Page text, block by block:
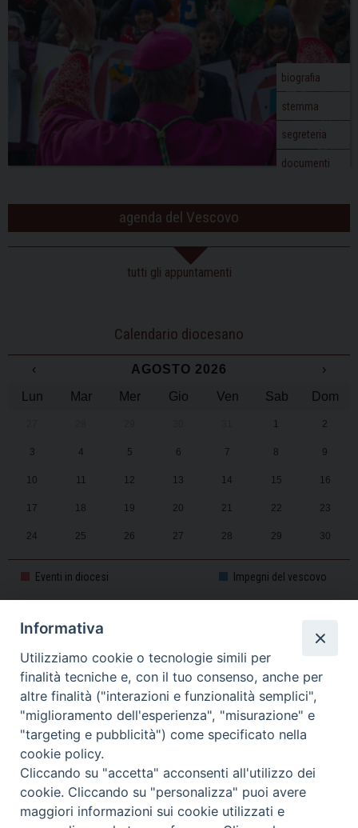
biografia
stemma
segreteria
documenti
agenda del Vescovo
tutti gli appuntamenti
Calendario diocesano
‹ AGOSTO 2026
›
Lun
Mar Mer Gio Ven Sab Dom
1 2
3 4 5 6 7 8 9
10 11 12 13 14 15 16
17 18 19 20 21 22 23
24 25 26 27 28 29 30
Eventi in diocesi Impegni del vescovo
CALENDARIO PASTORALE 2025-2026
Informativa
Utilizziamo cookie o tecnologie simili per
finalità tecniche e, con il tuo consenso, anche per
altre finalità ("interazioni e funzionalità semplici",
"miglioramento dell'esperienza", "misurazione" e
"targeting e pubblicità") come specificato nella
cookie policy.
Cliccando su "accetta" acconsenti all'utilizzo dei
cookie. Cliccando su "personalizza" puoi avere
maggiori informazioni sui cookie utilizzati e